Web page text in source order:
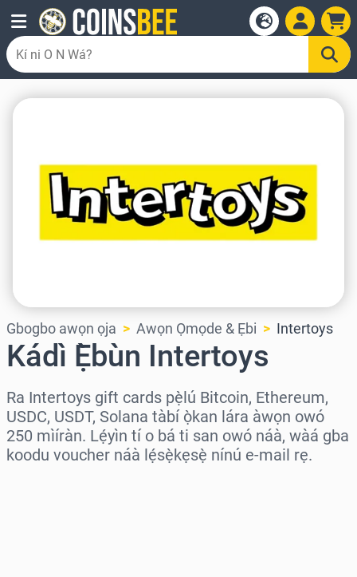
Gbogbo awọn ọja Awọn Ọmọde & Ẹbi Intertoys
Kádì Ẹ̀bùn Intertoys
Ra Intertoys gift cards pẹ̀lú Bitcoin, Ethereum,
USDC, USDT, Solana tàbí ọ̀kan lára àwọn owó
250 mìíràn. Lẹ́yìn tí o bá ti san owó náà, wàá gba
koodu voucher náà lẹ́sẹ̀kẹsẹ̀ nínú e-mail rẹ.